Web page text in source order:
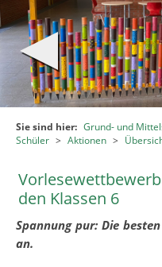
Sie sind hier: Grund- und
Schüler > Aktionen >
den Klassen 6
Spannung pur: Die
an.